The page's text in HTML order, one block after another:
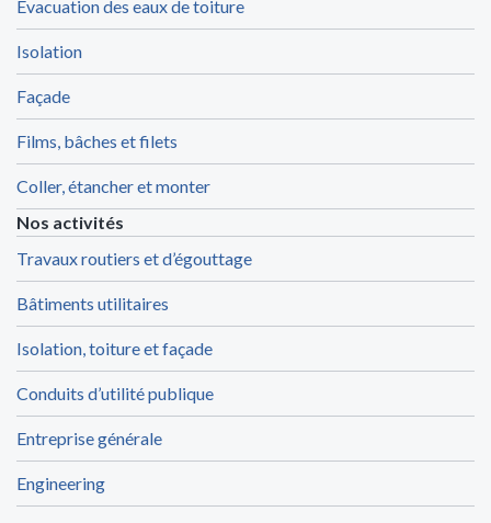
Evacuation des eaux de toiture
Isolation
Façade
Films, bâches et filets
Coller, étancher et monter
Nos activités
Travaux routiers et d’égouttage
Bâtiments utilitaires
Isolation, toiture et façade
Conduits d’utilité publique
Entreprise générale
Engineering